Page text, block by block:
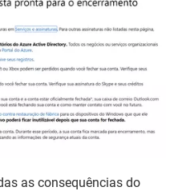
as consequências do